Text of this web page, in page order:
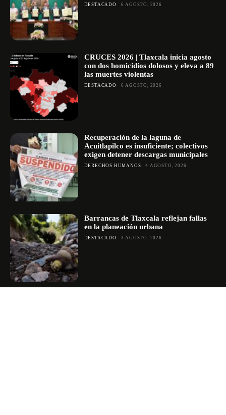
DESTACADO 6 AGOSTO, 2026
CRUCES 2026 | Tlaxcala inicia agosto
con dos homicidios dolosos y eleva a 89
las muertes violentas
DESTACADO 6 AGOSTO, 2026
Recuperación de la laguna de
Acuitlapilco es insuficiente; colectivos
exigen detener descargas municipales
DERECHOS HUMANOS 4 AGOSTO, 2026
Barrancas de Tlaxcala reflejan fallas
en la planeación urbana
DESTACADO 3 AGOSTO, 2026